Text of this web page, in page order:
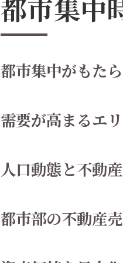
都市集中
都市集中がもた
需要が高まるエ
人口動態と不動
都市部の不動産